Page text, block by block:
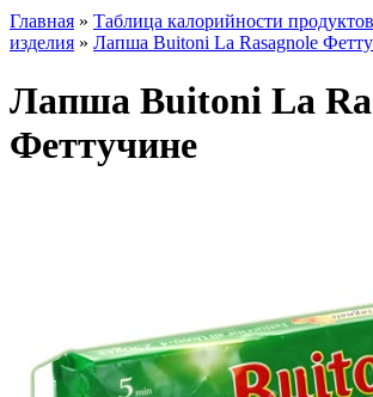
Главная » Таблица калорийности продуктов
изделия » Лапша Buitoni La Rasagnole
Лапша Buitoni La
Феттучине